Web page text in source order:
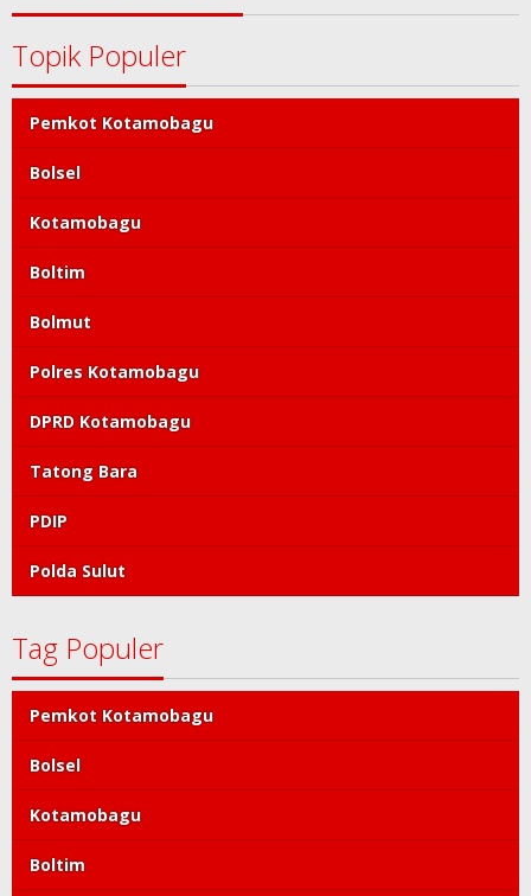
Topik Populer
Pemkot Kotamobagu
Bolsel
Kotamobagu
Boltim
Bolmut
Polres Kotamobagu
DPRD Kotamobagu
Tatong Bara
PDIP
Polda Sulut
Tag Populer
Pemkot Kotamobagu
Bolsel
Kotamobagu
Boltim